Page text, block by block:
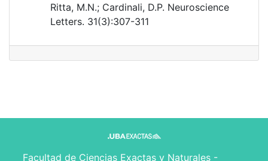
Ritta, M.N.; Cardinali, D.P. Neuroscience
Letters. 31(3):307-311
Facultad de Ciencias Exactas y Naturales -